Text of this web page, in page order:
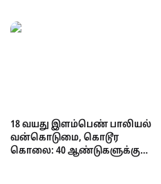
18 வயது இளம்பெண் பாலியல்
வன்கொடுமை, கொடூர
கொலை: 40 ஆண்டுகளுக்குப்